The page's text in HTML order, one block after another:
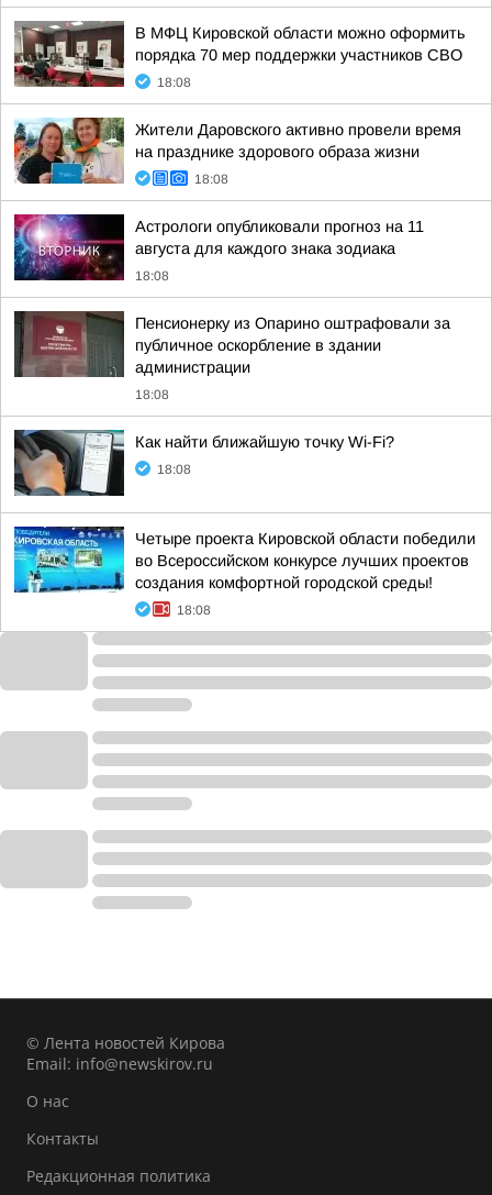
В МФЦ Кировской области можно оформить
порядка 70 мер поддержки участников СВО
18:08
Жители Даровского активно провели время
на празднике здорового образа жизни
18:08
Астрологи опубликовали прогноз на 11
августа для каждого знака зодиака
18:08
Пенсионерку из Опарино оштрафовали за
публичное оскорбление в здании
администрации
18:08
Как найти ближайшую точку Wi-Fi?
18:08
Четыре проекта Кировской области победили
во Всероссийском конкурсе лучших проектов
создания комфортной городской среды!
18:08
© Лента новостей Кирова
Email: info@newskirov.ru
О нас
Контакты
Редакционная политика